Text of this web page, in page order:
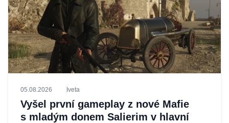
05.08.2026 Iveta
Vyšel první gameplay z nové Mafie
s mladým donem Salierim v hlavní